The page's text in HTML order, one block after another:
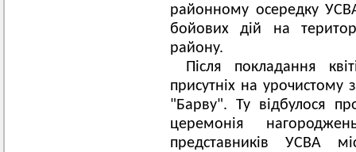
районному осередку
бойових дій на
району.
Після покладання
присутніх на урочистому
"Барву". Ту відбулося
церемонія
представників УСВА